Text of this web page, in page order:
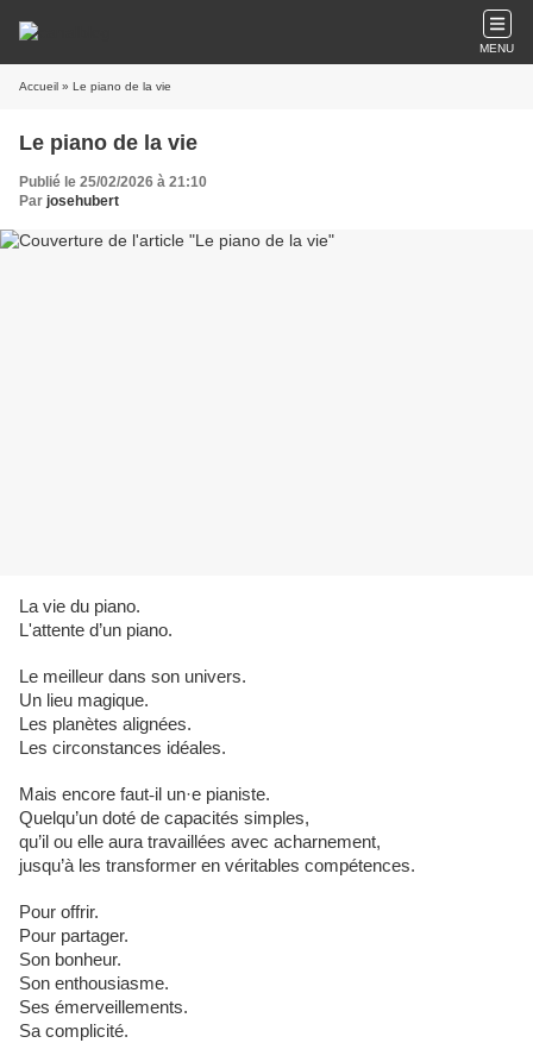
MENU
Accueil » Le piano de la vie
Le piano de la vie
Publié le 25/02/2026 à 21:10
Par josehubert
La vie du piano.
L'attente d’un piano.
Le meilleur dans son univers.
Un lieu magique.
Les planètes alignées.
Les circonstances idéales.
Mais encore faut‑il un·e pianiste.
Quelqu’un doté de capacités simples,
qu’il ou elle aura travaillées avec acharnement,
jusqu’à les transformer en véritables compétences.
Pour offrir.
Pour partager.
Son bonheur.
Son enthousiasme.
Ses émerveillements.
Sa complicité.